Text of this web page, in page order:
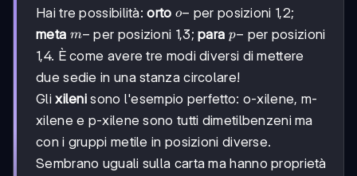
Hai tre possibilità:orto o-
o− per posizioni 1,2;
meta m-
m− per posizioni 1,3;para p-
p− per posizioni
1,4. È come avere tre modi diversi di mettere
due sedie in una stanza circolare!
Glixileni sono l'esempio perfetto: o-xilene, m-
xilene e p-xilene sono tutti dimetilbenzeni ma
con i gruppi metile in posizioni diverse.
Sembrano uguali sulla carta ma hanno proprietà